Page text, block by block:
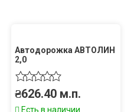
Автодорожка АВТОЛИН
2,0
₴626.40 м.п.
Есть в наличии